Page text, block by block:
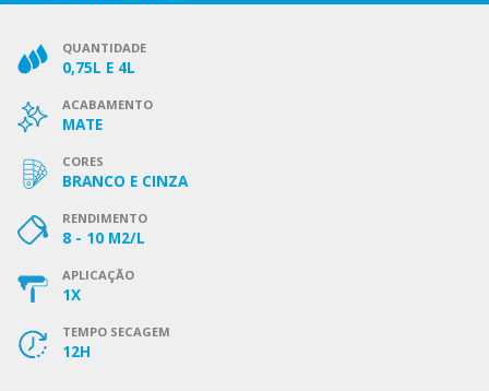
QUANTIDADE
0,75L E 4L
ACABAMENTO
MATE
CORES
BRANCO E CINZA
RENDIMENTO
8 - 10 M2/L
APLICAÇÃO
1X
TEMPO SECAGEM
12H